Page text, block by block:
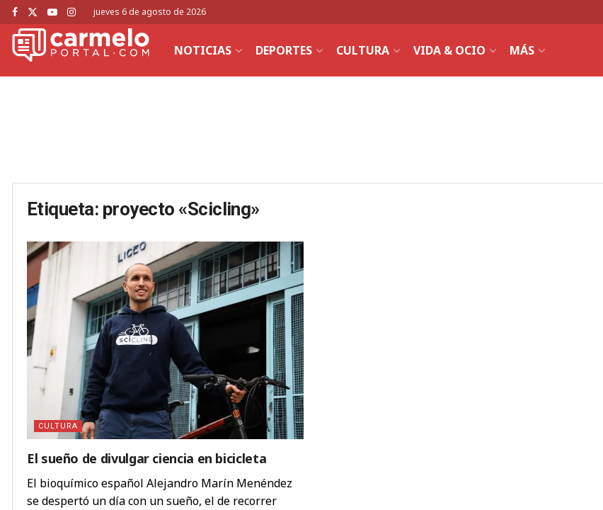
jueves 6 de agosto de 2026
NOTICIAS DEPORTES CULTURA VIDA & OCIO MÁS
Etiqueta: proyecto «Scicling»
CULTURA
El sueño de divulgar ciencia en bicicleta
El bioquímico español Alejandro Marín Menéndez
se despertó un día con un sueño, el de recorrer